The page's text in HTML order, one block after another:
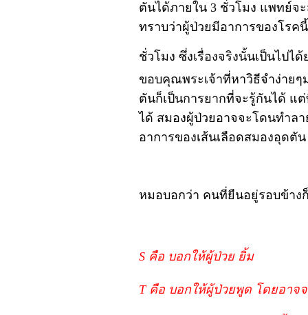
ตันได้ภายใน 3 ชั่วโมง แพทย์
ทราบว่าผู้ป่วยมีอาการของโรค
ชั่วโมง ซึ่งเรื่องจริงนั้นเป็นไปไ
ขอบคุณพระเจ้าที่หาวิธีจำง่ายๆ
ตันก็เป็นการยากที่จะรู้กันได้ แ
ได้ สมองผู้ป่วยอาจจะโดนทำล
อาการของเส้นเลือดสมองอุดตัน
หมอบอกว่า คนที่ยืนอยู่รอบข้าง
S คือ บอกให้ผู้ป่วย ยิ้ม
T คือ บอกให้ผู้ป่วยพูด โดยอาจ